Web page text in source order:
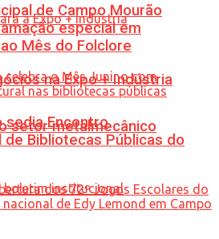
na Expo + Indústria
setor metalmecânico
de Campo Mourão
especial em
Mês do Folclore
sedia Encontro
de Bibliotecas Públicas do